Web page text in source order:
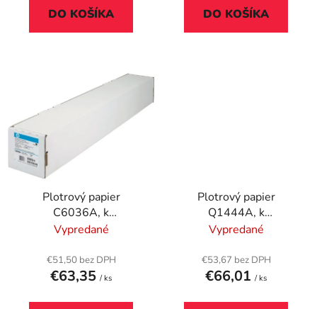
DO KOŠÍKA DO KOŠÍKA
Plotrový papier
C6036A, k
atramentovým
45,7 m, 90 g, vysoká
belosť, HP
Vypredané
€51,50 bez DPH
€63,35 / ks
Plotrový papier
Q1444A, k
atramentovým
45,7 m, 90 g, vysoká
belosť, HP
Vypredané
€53,67 bez DPH
€66,01 / ks